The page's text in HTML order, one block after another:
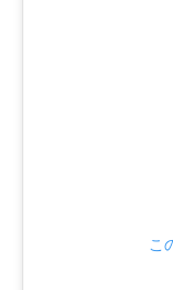
こ